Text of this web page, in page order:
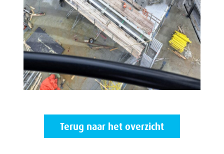
Terug naar het overzicht